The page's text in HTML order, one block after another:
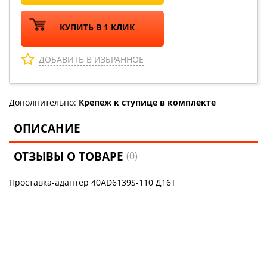
КУПИТЬ В 1 КЛИК
ДОБАВИТЬ В ИЗБРАННОЕ
Дополнительно: Крепеж к ступице в комплекте
ОПИСАНИЕ
ОТЗЫВЫ О ТОВАРЕ(0)
Проставка-адаптер 40AD6139S-110 Д16Т